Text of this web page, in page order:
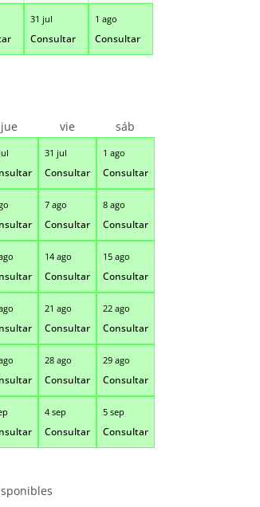
31 jul
Consultar
1 ago
Consultar
31 jul
Consultar
1 ago
Consultar
7 ago
Consultar
8 ago
Consultar
14 ago
Consultar
15 ago
Consultar
21 ago
Consultar
22 ago
Consultar
28 ago
Consultar
29 ago
Consultar
4 sep
Consultar
5 sep
Consultar
jue vie sáb